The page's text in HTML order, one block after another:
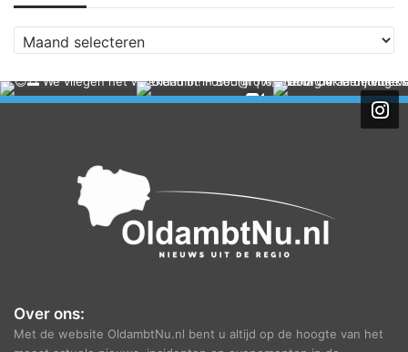
r
h
Over ons:
Met de website OldambtNu.nl bent u altijd op de hoogte van het